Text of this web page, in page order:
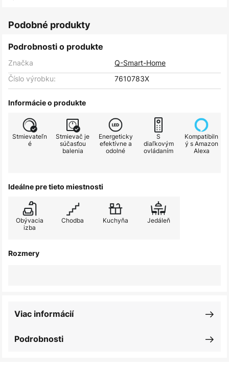
Podobné produkty
Podrobnosti o produkte
Značka
Q-Smart-Home
Číslo výrobku:
7610783X
Informácie o produkte
Stmievateľn
é
Stmievač je
súčasťou
balenia
Energeticky
efektívne a
odolné
S
diaľkovým
ovládaním
Kompatibiln
ý s Amazon
Alexa
Ideálne pre tieto miestnosti
Obývacia
izba
Chodba Kuchyňa Jedáleň
Rozmery
Podrobnosti
Viac informácií